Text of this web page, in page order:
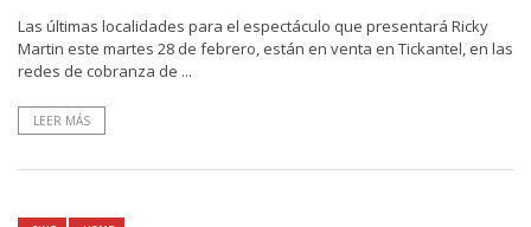
Las últimas localidades para el espectáculo que presentará Ricky
Martin este martes 28 de febrero, están en venta en Tickantel, en las
redes de cobranza de ...
LEER MÁS